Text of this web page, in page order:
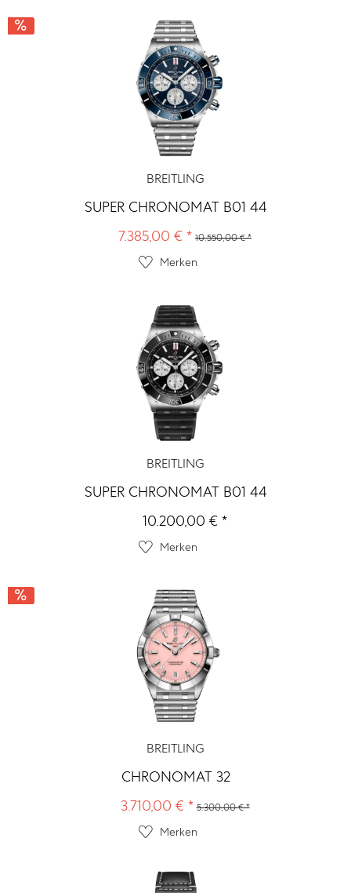
BREITLING
SUPER CHRONOMAT B01 44
7.385,00 € * 10.550,00 € *
Merken
BREITLING
SUPER CHRONOMAT B01 44
10.200,00 € *
Merken
BREITLING
CHRONOMAT 32
3.710,00 € * 5.300,00 € *
Merken